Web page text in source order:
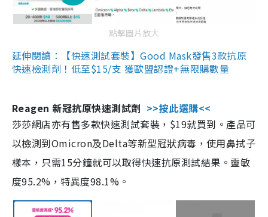
點擊圖片放大
延伸閱讀：【快速測試套裝】Good Mask發售3款抗原
快速檢測劑！低至$15/支 獲歐盟認證+無限購數量
Reagen 新冠抗原快速測試劑 >>按此選購<<
莎莎網店亦有售多款快速測試套裝，$19就買到。產品可
以檢測到Omicron及Delta等新型冠狀病毒，使用鼻拭子
樣本，只需15分鐘就可以取得快速抗原測試結果。靈敏
度95.2%，特異度98.1%。